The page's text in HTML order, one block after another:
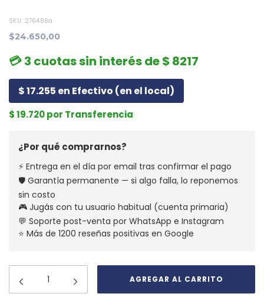
SKU: 276486a
$24.650,00
💳 3 cuotas sin interés de $ 8217
$ 17.255 en Efectivo (en el local)
$ 19.720 por Transferencia
¿Por qué comprarnos?
⚡ Entrega en el día por email tras confirmar el pago
🛡️ Garantía permanente — si algo falla, lo reponemos
sin costo
🎮 Jugás con tu usuario habitual (cuenta primaria)
💬 Soporte post-venta por WhatsApp e Instagram
⭐ Más de 1200 reseñas positivas en Google